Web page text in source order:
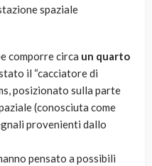
spaziale
comporre circa un quarto
il “cacciatore di
posizionato sulla parte
(conosciuta come
provenienti dallo
pensato a possibili